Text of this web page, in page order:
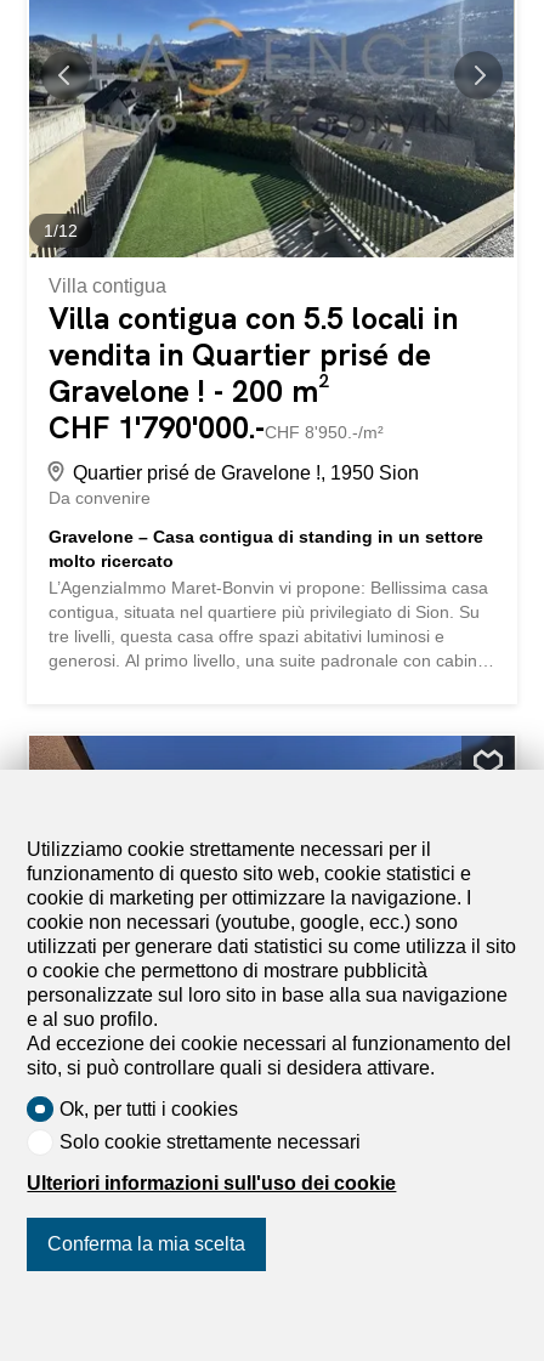
edificio in PPE composto da 6 appartamenti principali,
ideale per un progetto di promozione immobiliare o di
investimento locativo. Variante 2 – Chalet di lusso nuovo
Costruzione di un chalet di lusso perfettamente integrato
nel suo ambiente naturale, destinato a una clientela che
cerca esclusività e comfort. Variante 3 – Chalet
individuale ristrutturato e...
1/12
Villa contigua
Villa contigua con 5.5 locali in
vendita in Quartier prisé de
Gravelone ! - 200 m²
CHF 1'790'000.-CHF 8'950.-/m²
Quartier prisé de Gravelone !, 1950 Sion
Da convenire
Gravelone – Casa contigua di standing in un settore
molto ricercato
L’AgenziaImmo Maret-Bonvin vi propone: Bellissima casa
contigua, situata nel quartiere più privilegiato di Sion. Su
tre livelli, questa casa offre spazi abitativi luminosi e
generosi. Al primo livello, una suite padronale con cabina
un ampio soggiorno inondato di luce con cucina aperta e
un bagno con doccia, lavabo, WC e una grande terrazza.
questa opportunità unica. Un affare davvero interessante!
www.lagenceimmo.ch L'AgenceImmo Maret-Bonvin vous
propose : Superbe maison contiguë, située dans le
quartier le plus privilégié de Sion. Sur trois niveaux, cette
maison offre des espaces de vie lumineux et généreux.
Au premier niveau, une suite parentale avec dressing,
salle d'eau, WC, lavabo et...
1/9
Attico con 4.5 locali in vendita
in Bon emplacement ! - 100 m²
CHF 495'000.-CHF 4'950.-/m²
Bon emplacement !, 1907 Saxon
Utilizziamo cookie strettamente necessari per il
funzionamento di questo sito web, cookie statistici e
cookie di marketing per ottimizzare la navigazione. I
cookie non necessari (youtube, google, ecc.) sono
utilizzati per generare dati statistici su come utilizza il sito
o cookie che permettono di mostrare pubblicità
personalizzate sul loro sito in base alla sua navigazione
e al suo profilo.
Ad eccezione dei cookie necessari al funzionamento del
sito, si può controllare quali si desidera attivare.
Ok, per tutti i cookies
Solo cookie strettamente necessari
Ulteriori informazioni sull'uso dei cookie
Conferma la mia scelta